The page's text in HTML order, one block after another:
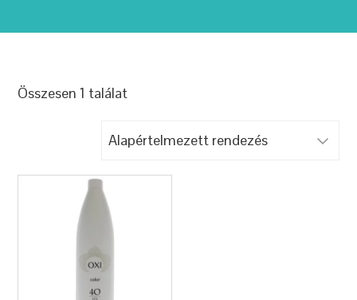
Összesen 1 találat